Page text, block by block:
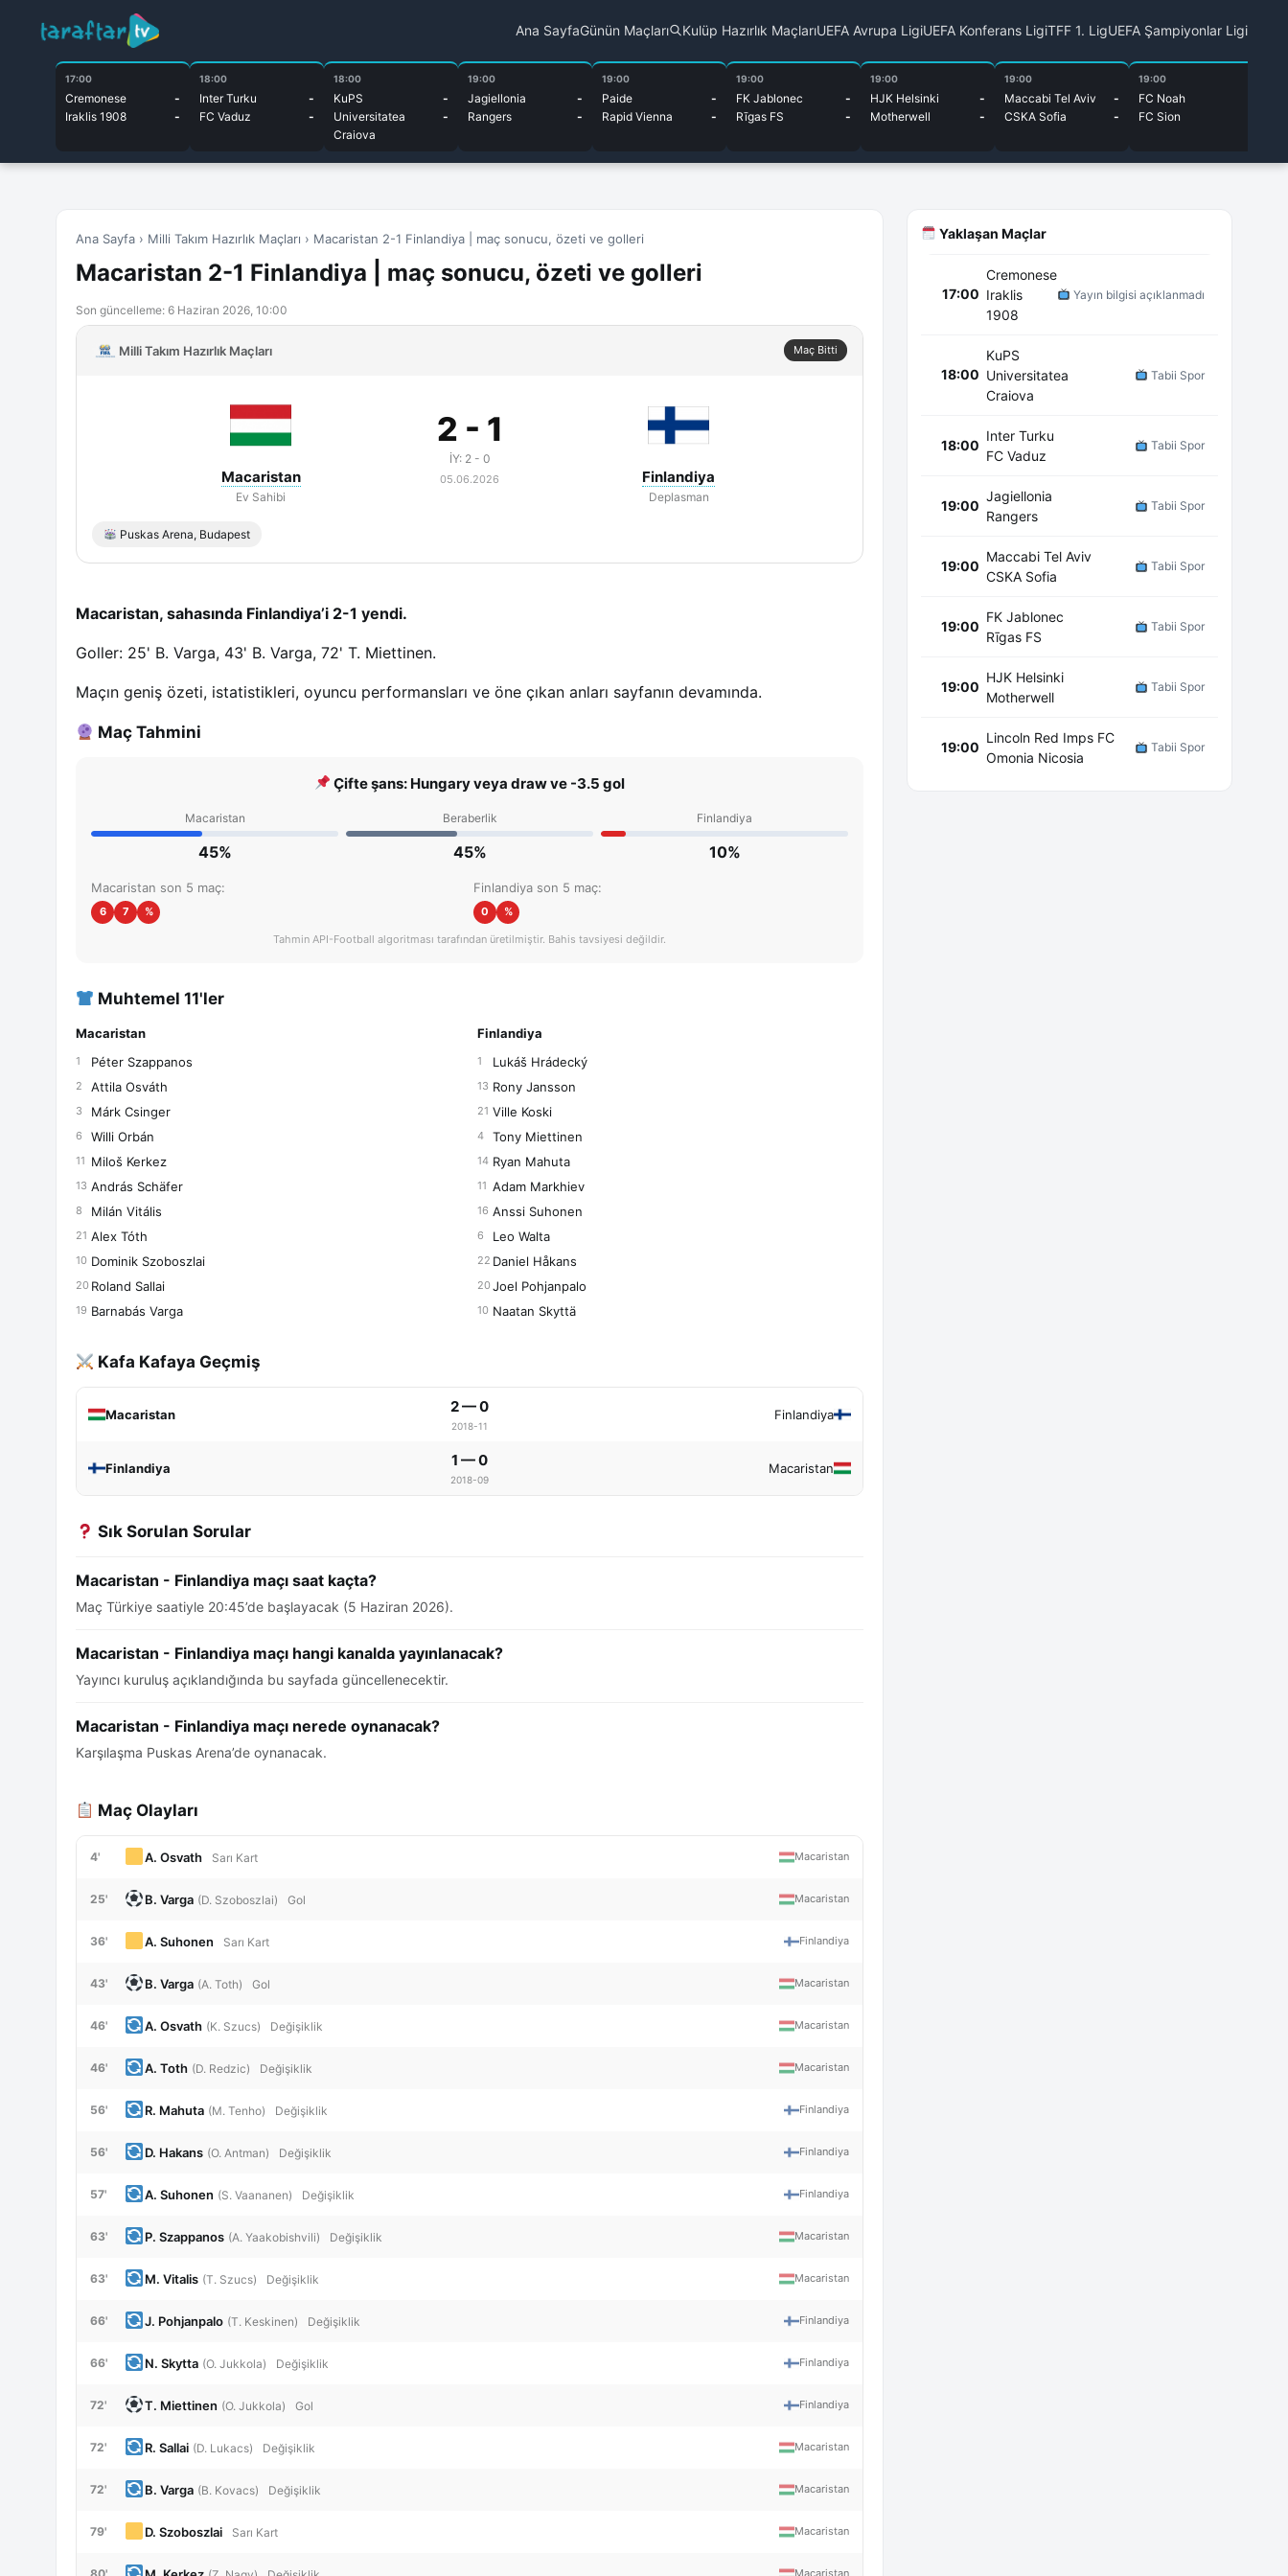
Ana SayfaGünün Maçları Kulüp Hazırlık MaçlarıUEFA Avrupa LigiUEFA Konferans LigiTFF 1. LigUEFA Şampiyonlar Ligi
17:00
Cremonese
-
Iraklis 1908
-
18:00
Inter Turku
-
FC Vaduz
-
18:00
KuPS
-
Universitatea
Craiova
-
19:00
Jagiellonia
-
Rangers
-
19:00
Paide
-
Rapid Vienna
-
19:00
FK Jablonec
-
Rīgas FS
-
19:00
HJK Helsinki
-
Motherwell
-
19:00
Maccabi Tel Aviv
-
CSKA Sofia
-
19:00
FC Noah
FC Sion
Ana Sayfa › Milli Takım Hazırlık Maçları › Macaristan 2-1 Finlandiya | maç sonucu, özeti ve golleri
Macaristan 2-1 Finlandiya | maç sonucu, özeti ve golleri
Son güncelleme: 6 Haziran 2026, 10:00
Milli Takım Hazırlık Maçları Maç Bitti
Macaristan
Ev Sahibi
2 - 1
İY: 2 - 0
05.06.2026 Finlandiya
Deplasman
Puskas Arena, Budapest
Macaristan, sahasında Finlandiya’i 2-1 yendi.
Goller: 25' B. Varga, 43' B. Varga, 72' T. Miettinen.
Maçın geniş özeti, istatistikleri, oyuncu performansları ve öne çıkan anları sayfanın devamında.
Maç Tahmini
Çifte şans: Hungary veya draw ve -3.5 gol
Macaristan
45%
Beraberlik
45%
Finlandiya
10%
Macaristan son 5 maç:
6 7 %
Finlandiya son 5 maç:
0 %
Tahmin API-Football algoritması tarafından üretilmiştir. Bahis tavsiyesi değildir.
Muhtemel 11'ler
Macaristan
1 Péter Szappanos
2 Attila Osváth
3 Márk Csinger
6 Willi Orbán
11 Miloš Kerkez
13 András Schäfer
8 Milán Vitális
21 Alex Tóth
10 Dominik Szoboszlai
20 Roland Sallai
19 Barnabás Varga
Finlandiya
1 Lukáš Hrádecký
13 Rony Jansson
21 Ville Koski
4 Tony Miettinen
14 Ryan Mahuta
11 Adam Markhiev
16 Anssi Suhonen
6 Leo Walta
22 Daniel Håkans
20 Joel Pohjanpalo
10 Naatan Skyttä
Kafa Kafaya Geçmiş
Macaristan 2 — 0
2018-11
Finlandiya
Finlandiya 1 — 0
2018-09
Macaristan
Sık Sorulan Sorular
Macaristan - Finlandiya maçı saat kaçta?
Maç Türkiye saatiyle 20:45’de başlayacak (5 Haziran 2026).
Macaristan - Finlandiya maçı hangi kanalda yayınlanacak?
Yayıncı kuruluş açıklandığında bu sayfada güncellenecektir.
Macaristan - Finlandiya maçı nerede oynanacak?
Karşılaşma Puskas Arena’de oynanacak.
Maç Olayları
4' A. Osvath Sarı Kart Macaristan
25' B. Varga (D. Szoboszlai) Gol Macaristan
36' A. Suhonen Sarı Kart Finlandiya
43' B. Varga (A. Toth) Gol Macaristan
46' A. Osvath (K. Szucs) Değişiklik Macaristan
46' A. Toth (D. Redzic) Değişiklik Macaristan
56' R. Mahuta (M. Tenho) Değişiklik Finlandiya
56' D. Hakans (O. Antman) Değişiklik Finlandiya
57' A. Suhonen (S. Vaananen) Değişiklik Finlandiya
63' P. Szappanos (A. Yaakobishvili) Değişiklik Macaristan
63' M. Vitalis (T. Szucs) Değişiklik Macaristan
66' J. Pohjanpalo (T. Keskinen) Değişiklik Finlandiya
66' N. Skytta (O. Jukkola) Değişiklik Finlandiya
72' T. Miettinen (O. Jukkola) Gol Finlandiya
72' R. Sallai (D. Lukacs) Değişiklik Macaristan
72' B. Varga (B. Kovacs) Değişiklik Macaristan
79' D. Szoboszlai Sarı Kart Macaristan
Yaklaşan Maçlar
17:00
Cremonese
Iraklis
1908
Yayın bilgisi açıklanmadı
18:00
KuPS
Universitatea
Craiova
Tabii Spor
18:00
Inter Turku
FC Vaduz
Tabii Spor
19:00
Jagiellonia
Rangers
Tabii Spor
19:00
Maccabi Tel Aviv
CSKA Sofia
Tabii Spor
19:00
FK Jablonec
Rīgas FS
Tabii Spor
19:00
HJK Helsinki
Motherwell
Tabii Spor
19:00
Lincoln Red Imps FC
Omonia Nicosia
Tabii Spor